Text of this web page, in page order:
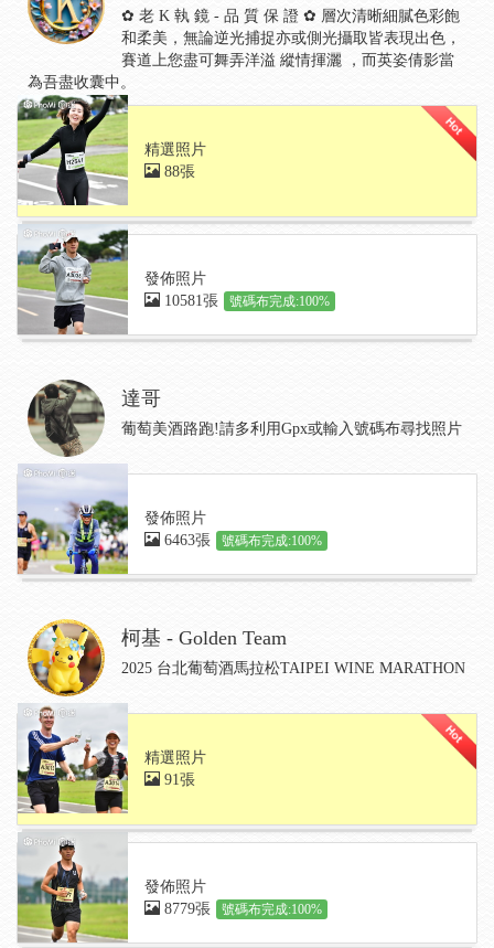
✿ 老 K 執 鏡 - 品 質 保 證 ✿ 層次清晰細膩色彩飽
和柔美，無論逆光捕捉亦或側光攝取皆表現出色，
賽道上您盡可舞弄洋溢 縱情揮灑 ，而英姿倩影當
為吾盡收囊中。
精選照片
88張
發佈照片
10581張
號碼布完成:100%
達哥
葡萄美酒路跑!請多利用Gpx或輸入號碼布尋找照片
發佈照片
6463張
號碼布完成:100%
柯基 - Golden Team
2025 台北葡萄酒馬拉松TAIPEI WINE MARATHON
精選照片
91張
發佈照片
8779張
號碼布完成:100%